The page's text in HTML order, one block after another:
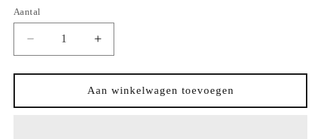
Aantal
Aantal
Aantal
verlagen
voor
gesloten
Aantal
verhogen
voor
Oorstuds
gesloten
Aan winkelwagen toevoegen